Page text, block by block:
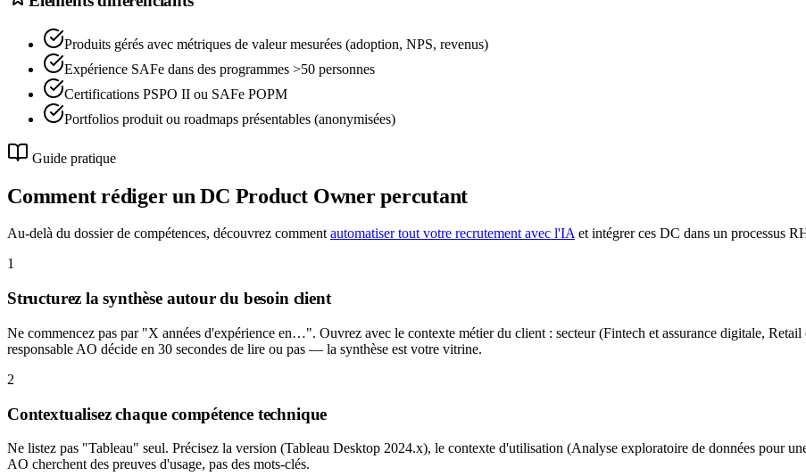
Produits gérés avec métriques de valeur mesurées (adoption, NPS, revenus)
Expérience SAFe dans des programmes >50 personnes
Certifications PSPO II ou SAFe POPM
Portfolios produit ou roadmaps présentables (anonymisées)
Guide pratique
Comment rédiger un DC Product Ownerpercutant
Au-delà du dossier de compétences, découvrez comment automatiser tout votre recrutement avec l'IA et intégrer ces DC dans un processus
1
Structurez la synthèse autour du besoin client
Ne commencez pas par "X années d'expérience en…". Ouvrez avec le contexte métier du client : secteur (Fintech et assurance digitale,
responsable AO décide en 30 secondes de lire ou pas — la synthèse est votre vitrine.
2
Contextualisez chaque compétence technique
Ne listez pas "Tableau" seul. Précisez la version (Tableau Desktop 2024.x), le contexte d'utilisation (Analyse exploratoire de données pour
AO cherchent des preuves d'usage, pas des mots-clés.